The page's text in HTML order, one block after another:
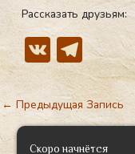
Рассказать друзьям:
V
K
T
el
e
gr
← Предыдущая Запись
Скоро начнётся